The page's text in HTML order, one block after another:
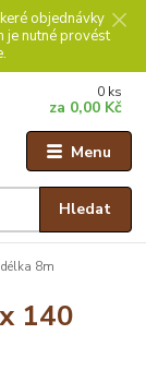
objednávky
je nutné provést
Menu
Hledat
0 ks
za 0,00 Kč
8m
140